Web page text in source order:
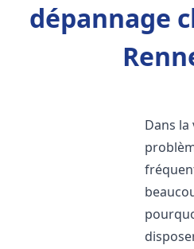
dépannage
Dans la